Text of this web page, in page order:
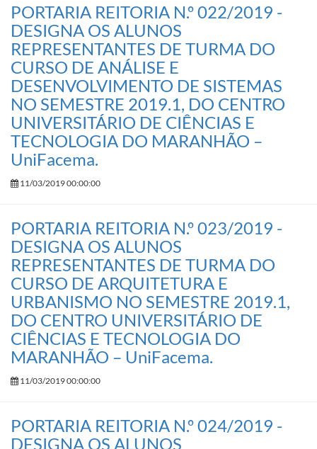
PORTARIA REITORIA N.º 022/2019 -
DESIGNA OS ALUNOS
REPRESENTANTES DE TURMA DO
CURSO DE ANÁLISE E
DESENVOLVIMENTO DE SISTEMAS
NO SEMESTRE 2019.1, DO CENTRO
UNIVERSITÁRIO DE CIÊNCIAS E
TECNOLOGIA DO MARANHÃO –
UniFacema.
11/03/2019 00:00:00
PORTARIA REITORIA N.º 023/2019 -
DESIGNA OS ALUNOS
REPRESENTANTES DE TURMA DO
CURSO DE ARQUITETURA E
URBANISMO NO SEMESTRE 2019.1,
DO CENTRO UNIVERSITÁRIO DE
CIÊNCIAS E TECNOLOGIA DO
MARANHÃO – UniFacema.
11/03/2019 00:00:00
PORTARIA REITORIA N.º 024/2019 -
DESIGNA OS ALUNOS